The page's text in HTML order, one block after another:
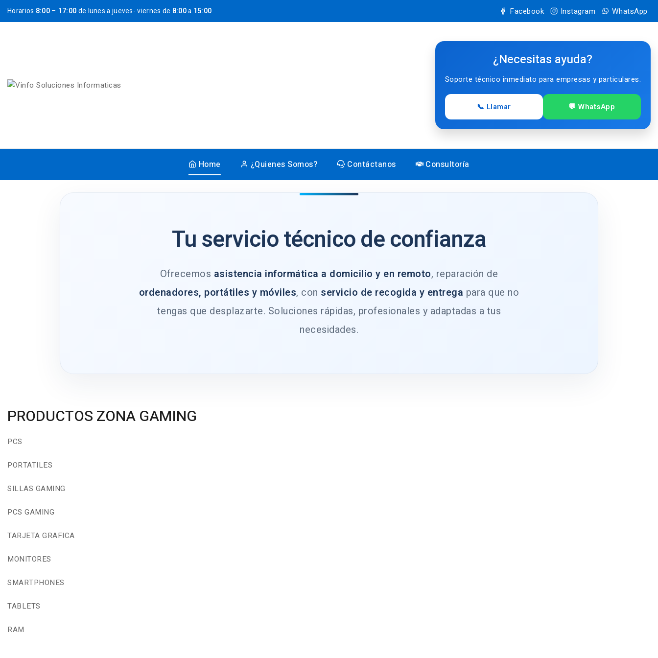
Horarios 8:00– 17:00de lunes a jueves- viernes de 8:00a 15:00 Facebook Instagram WhatsApp
¿Necesitas ayuda?
Soporte técnico inmediato para empresas y particulares.
📞 Llamar 💬 WhatsApp
Home ¿Quienes Somos? Contáctanos Consultoría
Tu servicio técnico de confianza
Ofrecemos asistencia informática a domicilio y en remoto, reparación de
ordenadores, portátiles y móviles, con servicio de recogida y entrega para que no
tengas que desplazarte. Soluciones rápidas, profesionales y adaptadas a tus
necesidades.
PRODUCTOS ZONA GAMING
PCS
PORTATILES
SILLAS GAMING
PCS GAMING
TARJETA GRAFICA
MONITORES
SMARTPHONES
TABLETS
RAM